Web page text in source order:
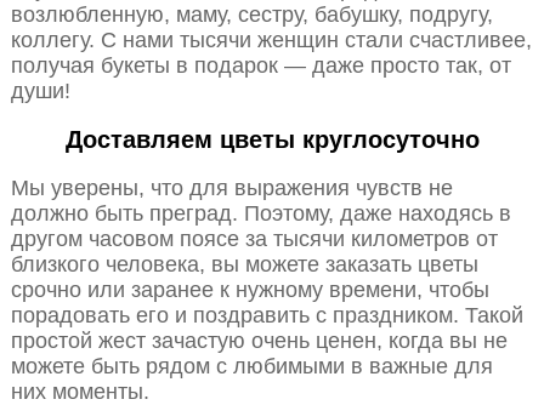
возлюбленную, маму, сестру, бабушку, подругу,
коллегу. С нами тысячи женщин стали счастливее,
получая букеты в подарок — даже просто так, от
души!
Доставляем цветы круглосуточно
Мы уверены, что для выражения чувств не
должно быть преград. Поэтому, даже находясь в
другом часовом поясе за тысячи километров от
близкого человека, вы можете заказать цветы
срочно или заранее к нужному времени, чтобы
порадовать его и поздравить с праздником. Такой
простой жест зачастую очень ценен, когда вы не
можете быть рядом с любимыми в важные для
них моменты.